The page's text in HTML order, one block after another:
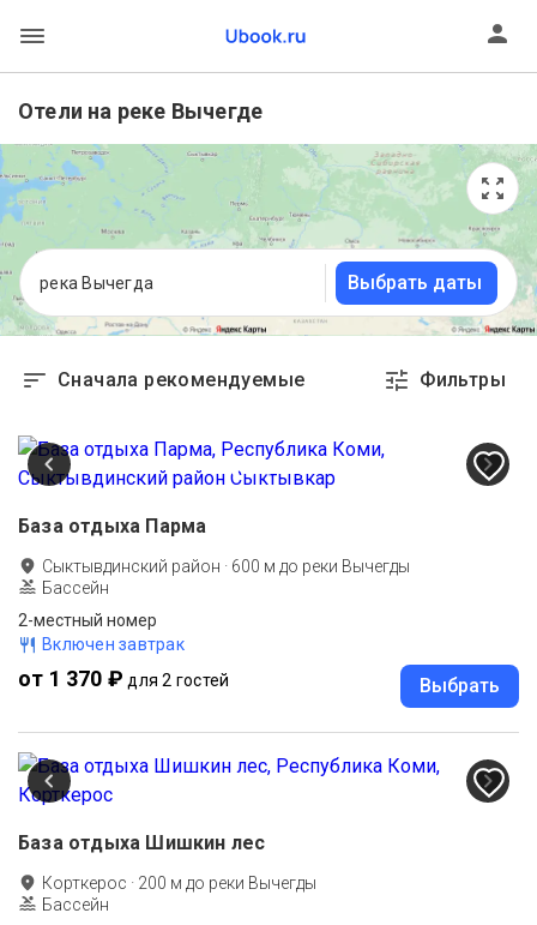
Отели на реке Вычегде
река Вычегда Выбрать даты
Сначала рекомендуемые Фильтры
База отдыха Парма
Сыктывдинский район · 600 м до реки Вычегды
Бассейн
2-местный номер
Включен завтрак
от 1 370 ₽ для 2 гостей Выбрать
База отдыха Шишкин лес
Корткерос · 200 м до реки Вычегды
Бассейн